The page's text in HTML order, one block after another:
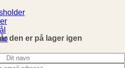
den er på lager igen